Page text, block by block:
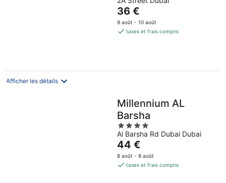
out
of
5
Le
prix
est
nuit
36 €
9 août - 10 août
taxes et frais compris
Afficher les détails
Millennium AL
Barsha
4
out
of
5
Al Barsha Rd Dubai Dubai
Le
prix
est
44 €
8 août - 9 août
taxes et frais compris